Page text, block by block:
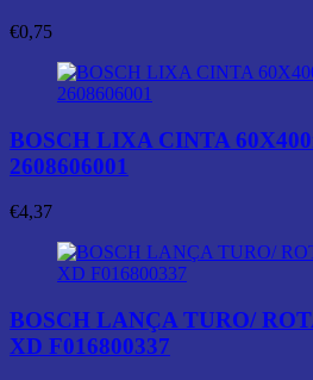
€0,75
BOSCH LIXA CINTA
2608606001
€4,37
BOSCH LANÇA TURO/
XD F016800337